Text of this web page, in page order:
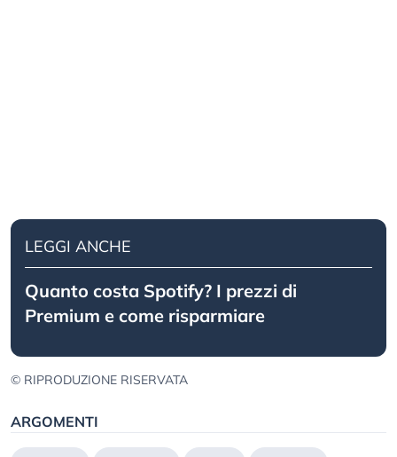
LEGGI ANCHE
Quanto costa Spotify? I prezzi di
Premium e come risparmiare
© RIPRODUZIONE RISERVATA
ARGOMENTI